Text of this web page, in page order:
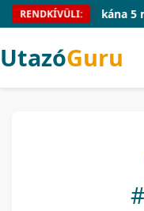
RENDKÍVÜLI:
Toszkána 5 nap/4
UtazóGuru